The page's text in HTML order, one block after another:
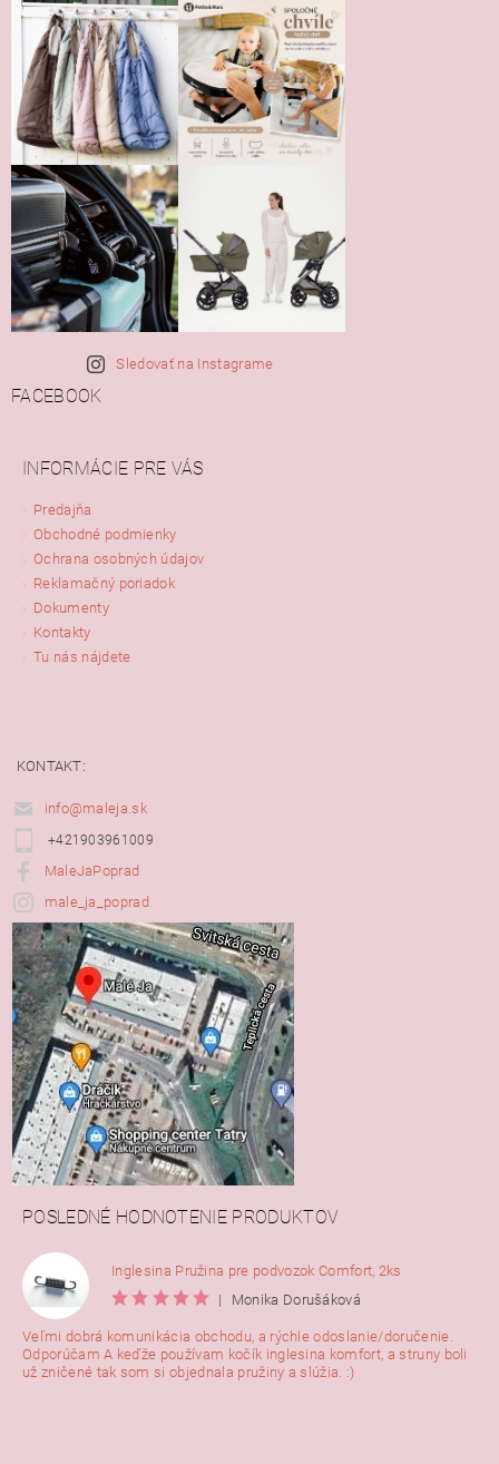
Sledovať na Instagrame
FACEBOOK
INFORMÁCIE PRE VÁS
Predajňa
Obchodné podmienky
Ochrana osobných údajov
Reklamačný poriadok
Dokumenty
Kontakty
Tu nás nájdete
KONTAKT:
info@maleja.sk
+421903961009
MaleJaPoprad
male_ja_poprad
POSLEDNÉ HODNOTENIE PRODUKTOV
Inglesina Pružina pre podvozok Comfort, 2ks
|
Monika Dorušáková
Veľmi dobrá komunikácia obchodu, a rýchle odoslanie/doručenie.
Odporúčam A keďže používam kočík inglesina komfort, a struny boli
už zničené tak som si objednala pružiny a slúžia. :)